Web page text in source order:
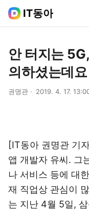
IT동아
안 터지는
의하셨는데
권명관 2019. 4. 17.
[IT동아 권명관 기
앱 개발자 유씨. 그
나 서비스 등에 대
재 직업상 관심이
는 지난 4월 5일,